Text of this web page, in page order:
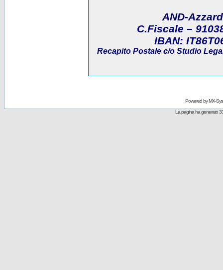
AND-
C.Fiscale –
IBAN:
Recapito Postale c/o Studio
Powered byMX-
La pagina ha generato